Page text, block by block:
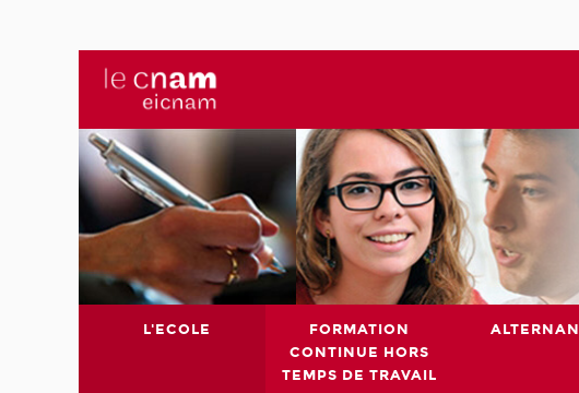
L'ECOLE
FORMATION
CONTINUE HORS
TEMPS DE TRAVAIL